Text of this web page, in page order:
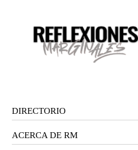
DIRECTORIO
ACERCA DE RM